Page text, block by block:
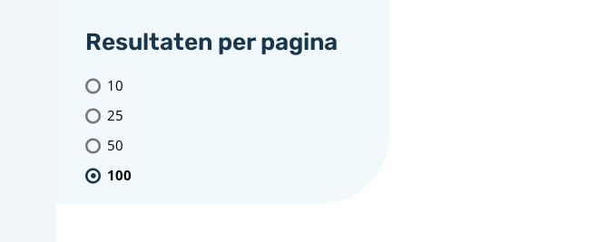
Resultaten per pagina
10
25
50
100